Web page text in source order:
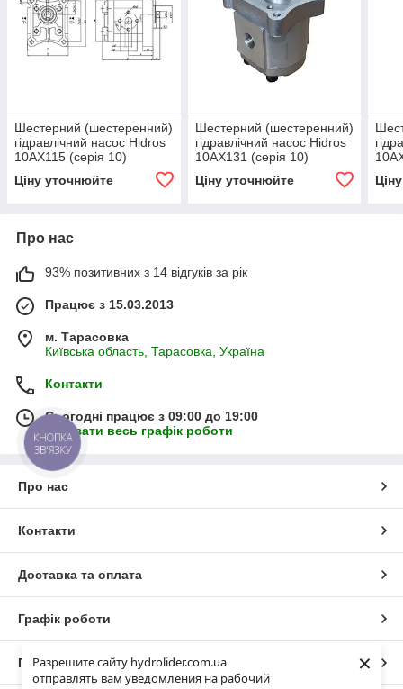
Разрешите сайту hydrolider.com.ua
отправлять вам уведомления на рабочий
×
Шестерний (шестеренний)
гідравлічний насос Hidros
10АХ115 (серія 10)
Ціну уточнюйте
Шестерний (шестеренний)
гідравлічний насос Hidros
10АХ131 (серія 10)
Ціну уточнюйте
Про нас
93% позитивних з 14 відгуків за рік
Працює з 15.03.2013
м. Тарасовка
Київська область, Тарасовка, Україна
Контакти
Сьогодні працює з 09:00 до 19:00
Показати весь графік роботи
Про нас
Контакти
Доставка та оплата
Графік роботи
Повна версія сайту
КНОПКА
ЗВ'ЯЗКУ